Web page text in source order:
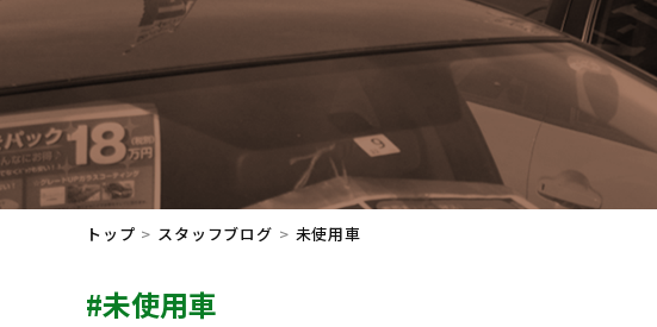
トップ スタッフブログ 未使用車
#未使用車